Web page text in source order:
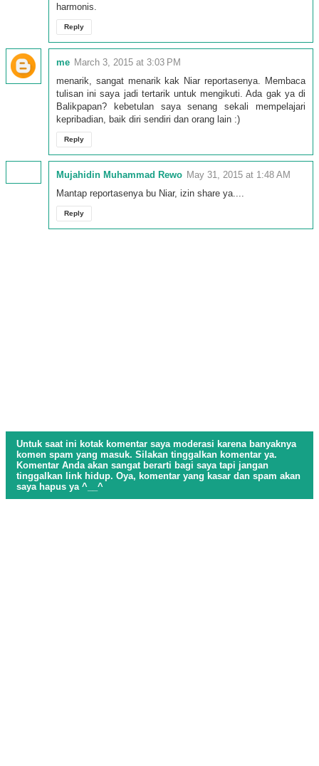
harmonis.
Reply
me March 3, 2015 at 3:03 PM
menarik, sangat menarik kak Niar reportasenya. Membaca
tulisan ini saya jadi tertarik untuk mengikuti. Ada gak ya di
Balikpapan? kebetulan saya senang sekali mempelajari
kepribadian, baik diri sendiri dan orang lain :)
Reply
Mujahidin Muhammad Rewo May 31, 2015 at 1:48 AM
Mantap reportasenya bu Niar, izin share ya....
Reply
Untuk saat ini kotak komentar saya moderasi karena banyaknya
komen spam yang masuk. Silakan tinggalkan komentar ya.
Komentar Anda akan sangat berarti bagi saya tapi jangan
tinggalkan link hidup. Oya, komentar yang kasar dan spam akan
saya hapus ya ^__^